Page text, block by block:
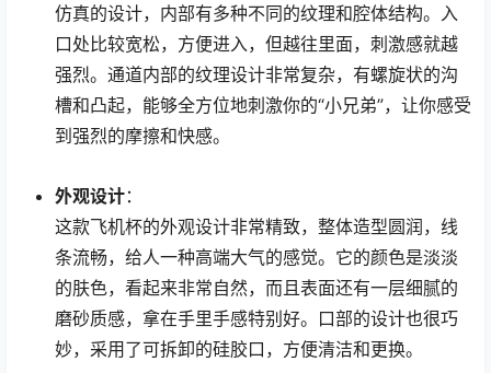
仿真的设计，内部有多种不同的纹理和腔体结构。入
口处比较宽松，方便进入，但越往里面，刺激感就越
强烈。通道内部的纹理设计非常复杂，有螺旋状的沟
槽和凸起，能够全方位地刺激你的“小兄弟”，让你感受
到强烈的摩擦和快感。
外观设计：
这款飞机杯的外观设计非常精致，整体造型圆润，线
条流畅，给人一种高端大气的感觉。它的颜色是淡淡
的肤色，看起来非常自然，而且表面还有一层细腻的
磨砂质感，拿在手里手感特别好。口部的设计也很巧
妙，采用了可拆卸的硅胶口，方便清洁和更换。